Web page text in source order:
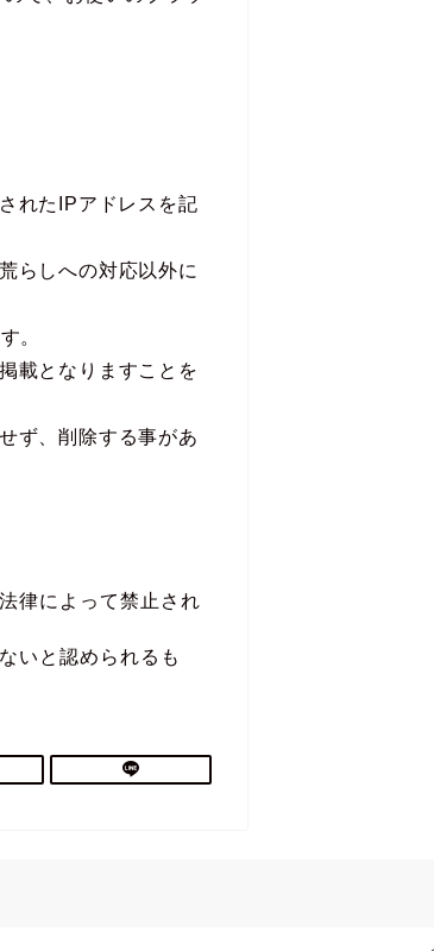
れたIPアドレスを記
らしへの対応以外に
。
載となりますことを
ず、削除する事があ
律によって禁止され
いと認められるも